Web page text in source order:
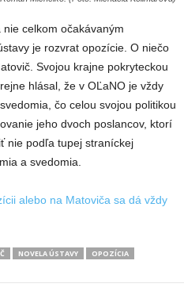
celkom očakávaným
je rozvrat opozície. O niečo
Svojou krajne pokryteckou
hlásal, že v OĽaNO je vždy
čo celou svojou politikou
jeho dvoch poslancov, ktorí
nie podľa tupej straníckej
a svedomia.
alebo na Matoviča sa dá vždy
NOVELA ÚSTAVY
OPOZÍCIA